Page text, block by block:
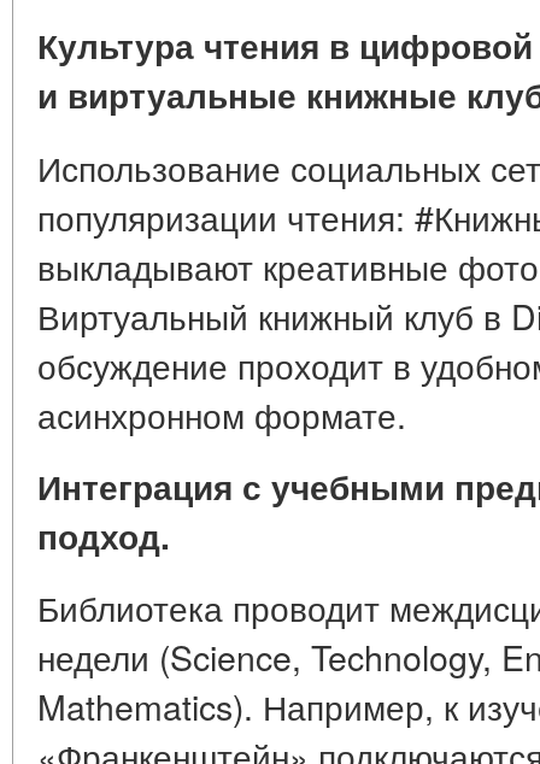
Культура чтения в
и виртуальные книжные
Использование социальных
популяризации чтения:
выкладывают креативные
Виртуальный книжный клуб в
обсуждение проходит в
асинхронном формате.
Интеграция с учебными
подход.
Библиотека проводит
недели (Science, Technology,
Mathematics). Например, к